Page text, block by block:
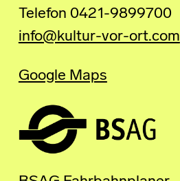
Telefon 0421-9899700
info@kultur-vor-ort.com
Google Maps